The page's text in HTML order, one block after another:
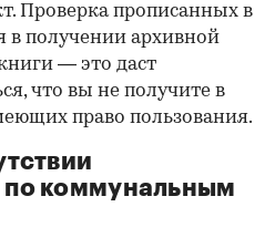
Проверка прописанных в
в получении архивной
— это даст
что вы не получите в
право пользования.
по коммунальным